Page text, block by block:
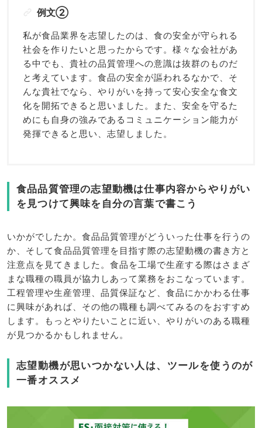
例文②
私が食品業界を志望したのは、食の安全が守られる
社会を作りたいと思ったからです。様々な会社があ
る中でも、貴社の品質管理への意識は抜群のものだ
と考えています。食品の安全が謳われるなかで、そ
んな貴社でなら、やりがいを持って安心安全な食文
化を開拓できると思いました。また、安全を守るた
めにも自身の強みであるコミュニケーション能力が
発揮できると思い、志望しました。
食品品質管理の志望動機は仕事内容からやりがい
を見つけて興味を自分の言葉で書こう
いかがでしたか。食品品質管理がどういった仕事を行うの
か、そして食品品質管理を目指す際の志望動機の書き方と
注意点を見てきました。食品を工場で生産する際はさまざ
まな職種の職員が協力しあって業務をおこなっています。
工程管理や生産管理、品質保証など、食品にかかわる仕事
に興味があれば、その他の職種も調べてみるのをおすすめ
します。もっとやりたいことに近い、やりがいのある職種
が見つかるかもしれません。
志望動機が思いつかない人は、ツールを使うのが
一番オススメ